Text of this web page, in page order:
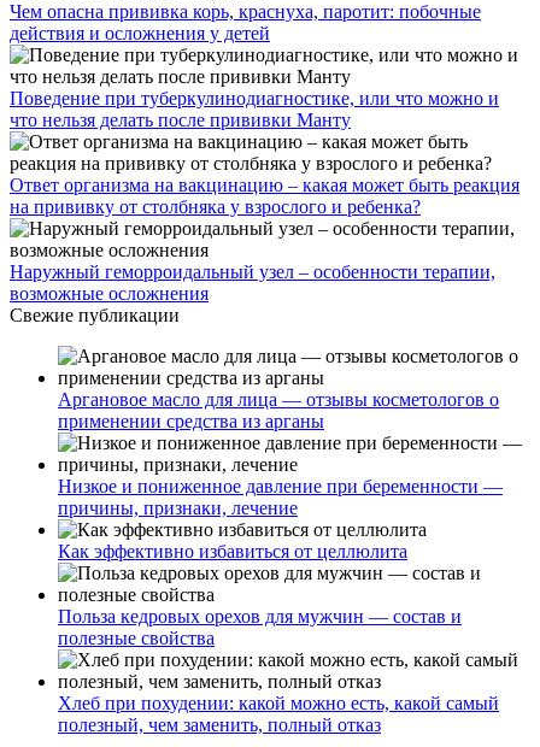
Чем опасна прививка корь, краснуха, паротит: побочные
действия и осложнения у детей
Поведение при туберкулинодиагностике, или что можно и
что нельзя делать после прививки Манту
Ответ организма на вакцинацию – какая может быть реакция
на прививку от столбняка у взрослого и ребенка?
Наружный геморроидальный узел – особенности терапии,
возможные осложнения
Свежие публикации
Аргановое масло для лица — отзывы косметологов о
применении средства из арганы
Низкое и пониженное давление при беременности —
причины, признаки, лечение
Как эффективно избавиться от целлюлита
Польза кедровых орехов для мужчин — состав и
полезные свойства
Хлеб при похудении: какой можно есть, какой самый
полезный, чем заменить, полный отказ